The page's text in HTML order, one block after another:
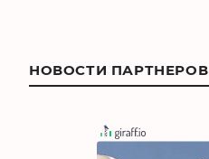
НОВОСТИ ПАРТНЕРОВ